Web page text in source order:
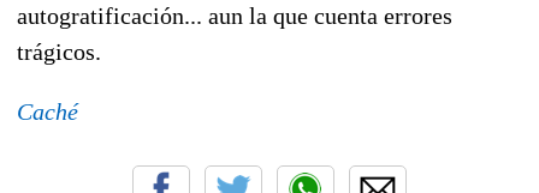
autogratificación... aun la que cuenta errores
trágicos.
Caché